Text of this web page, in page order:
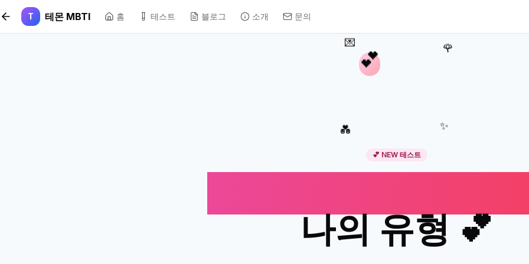
본문 바로가기
T 테몬 MBTI 홈 테스트 블로그 소개 문의
💕
💌 🌹
💑 ✨
💕 NEW 테스트
나의 유형 💕